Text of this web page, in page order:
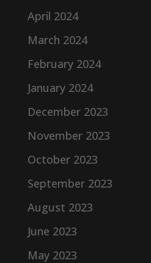
April 2024
March 2024
February 2024
January 2024
December 2023
November 2023
October 2023
September 2023
August 2023
June 2023
May 2023